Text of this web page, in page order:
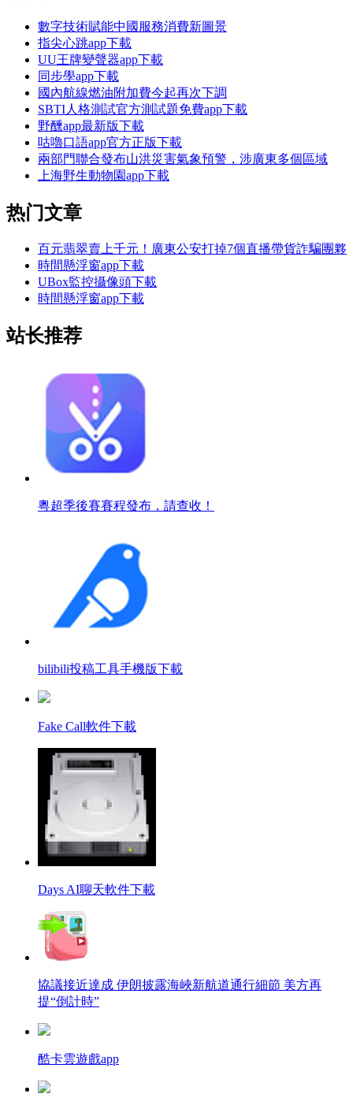
數字技術賦能中國服務消費新圖景
指尖心跳app下載
UU王牌變聲器app下載
同步學app下載
國內航線燃油附加費今起再次下調
SBTI人格測試官方測試題免費app下載
野醺app最新版下載
咕嚕口語app官方正版下載
兩部門聯合發布山洪災害氣象預警，涉廣東多個區域
上海野生動物園app下載
热门文章
百元翡翠賣上千元！廣東公安打掉7個直播帶貨詐騙團夥
時間懸浮窗app下載
UBox監控攝像頭下載
時間懸浮窗app下載
站长推荐
粵超季後賽賽程發布，請查收！
bilibili投稿工具手機版下載
Fake Call軟件下載
Days AI聊天軟件下載
協議接近達成 伊朗披露海峽新航道通行細節 美方再
提“倒計時”
酷卡雲遊戲app